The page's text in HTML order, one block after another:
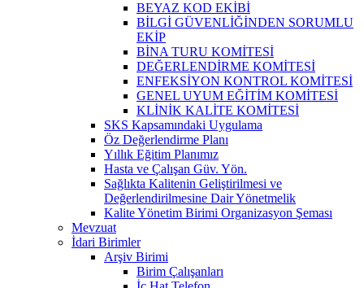
BEYAZ KOD EKİBİ
BİLGİ GÜVENLİĞİNDEN SORUMLU
EKİP
BİNA TURU KOMİTESİ
DEĞERLENDİRME KOMİTESİ
ENFEKSİYON KONTROL KOMİTESİ
GENEL UYUM EĞİTİM KOMİTESİ
KLİNİK KALİTE KOMİTESİ
SKS Kapsamındaki Uygulama
Öz Değerlendirme Planı
Yıllık Eğitim Planımız
Hasta ve Çalışan Güv. Yön.
Sağlıkta Kalitenin Geliştirilmesi ve
Değerlendirilmesine Dair Yönetmelik
Kalite Yönetim Birimi Organizasyon Şeması
Mevzuat
İdari Birimler
Arşiv Birimi
Birim Çalışanları